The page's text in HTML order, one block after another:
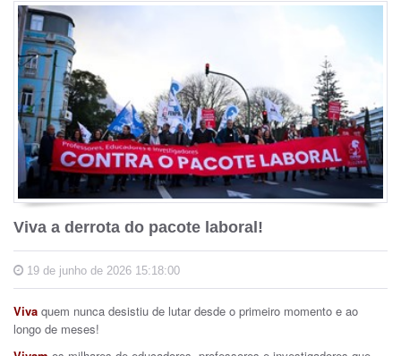
Viva a derrota do pacote laboral!
19 de junho de 2026 15:18:00
Viva quem nunca desistiu de lutar desde o primeiro momento e ao
longo de meses!